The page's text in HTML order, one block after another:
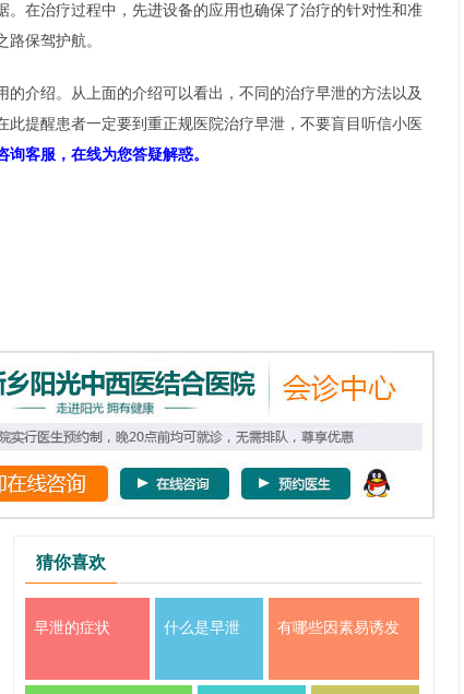
在治疗过程中，先进设备的应用也确保了治疗的针对性和准
保驾护航。
的介绍。从上面的介绍可以看出，不同的治疗早泄的方法以及
提醒患者一定要到重正规医院治疗早泄，不要盲目听信小医
客服，在线为您答疑解惑。
猜你喜欢
早泄的症状 什么是早泄 有哪些因素易诱发